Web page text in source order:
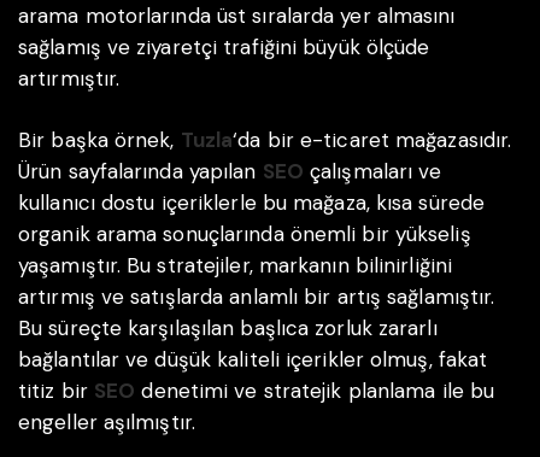
arama motorlarında üst sıralarda yer almasını
sağlamış ve ziyaretçi trafiğini büyük ölçüde
artırmıştır.
Bir başka örnek, Tuzla‘da bir e-ticaret mağazasıdır.
Ürün sayfalarında yapılan SEO çalışmaları ve
kullanıcı dostu içeriklerle bu mağaza, kısa sürede
organik arama sonuçlarında önemli bir yükseliş
yaşamıştır. Bu stratejiler, markanın bilinirliğini
artırmış ve satışlarda anlamlı bir artış sağlamıştır.
Bu süreçte karşılaşılan başlıca zorluk zararlı
bağlantılar ve düşük kaliteli içerikler olmuş, fakat
titiz bir SEO denetimi ve stratejik planlama ile bu
engeller aşılmıştır.